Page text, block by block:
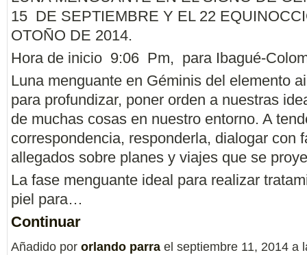
15 DE SEPTIEMBRE Y EL 22
OTOÑO DE 2014.
Hora de inicio 9:06 Pm, para Ibagué-
Luna menguante en Géminis del elemento
para profundizar, poner orden a nuestras
de muchas cosas en nuestro entorno. A
correspondencia, responderla, dialogar con
allegados sobre planes y viajes que se
La fase menguante ideal para realizar
piel para…
Continuar
Añadido por orlando parra el septiembre 11, 2014 a